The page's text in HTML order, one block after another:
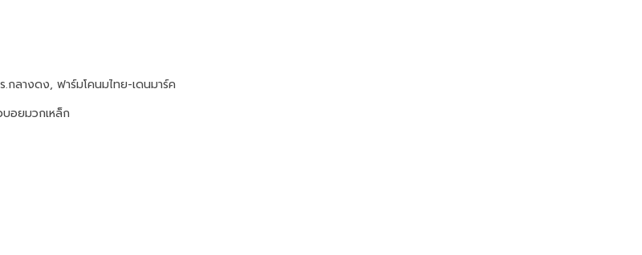
ลางดง, ฟาร์มโคนมไทย-เดนมาร์ค
อยมวกเหล็ก